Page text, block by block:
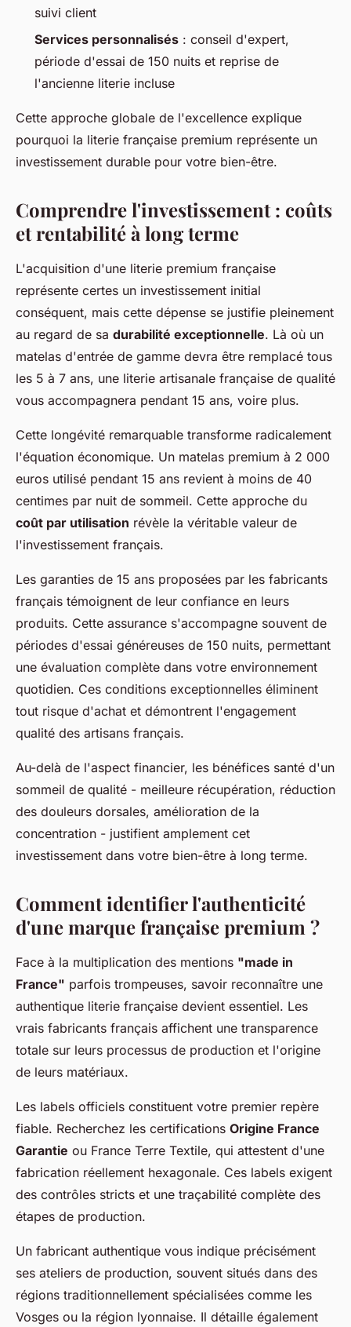
suivi client
Services personnalisés : conseil d'expert,
période d'essai de 150 nuits et reprise de
l'ancienne literie incluse
Cette approche globale de l'excellence explique
pourquoi la literie française premium représente un
investissement durable pour votre bien-être.
Comprendre l'investissement : coûts
et rentabilité à long terme
L'acquisition d'une literie premium française
représente certes un investissement initial
conséquent, mais cette dépense se justifie pleinement
au regard de sa durabilité exceptionnelle. Là où un
matelas d'entrée de gamme devra être remplacé tous
les 5 à 7 ans, une literie artisanale française de qualité
vous accompagnera pendant 15 ans, voire plus.
Cette longévité remarquable transforme radicalement
l'équation économique. Un matelas premium à 2 000
euros utilisé pendant 15 ans revient à moins de 40
centimes par nuit de sommeil. Cette approche du
coût par utilisation révèle la véritable valeur de
l'investissement français.
Les garanties de 15 ans proposées par les fabricants
français témoignent de leur confiance en leurs
produits. Cette assurance s'accompagne souvent de
périodes d'essai généreuses de 150 nuits, permettant
une évaluation complète dans votre environnement
quotidien. Ces conditions exceptionnelles éliminent
tout risque d'achat et démontrent l'engagement
qualité des artisans français.
Au-delà de l'aspect financier, les bénéfices santé d'un
sommeil de qualité - meilleure récupération, réduction
des douleurs dorsales, amélioration de la
concentration - justifient amplement cet
investissement dans votre bien-être à long terme.
Comment identifier l'authenticité
d'une marque française premium ?
Face à la multiplication des mentions "made in
France" parfois trompeuses, savoir reconnaître une
authentique literie française devient essentiel. Les
vrais fabricants français affichent une transparence
totale sur leurs processus de production et l'origine
de leurs matériaux.
Les labels officiels constituent votre premier repère
fiable. Recherchez les certifications Origine France
Garantie ou France Terre Textile, qui attestent d'une
fabrication réellement hexagonale. Ces labels exigent
des contrôles stricts et une traçabilité complète des
étapes de production.
Un fabricant authentique vous indique précisément
ses ateliers de production, souvent situés dans des
régions traditionnellement spécialisées comme les
Vosges ou la région lyonnaise. Il détaille également